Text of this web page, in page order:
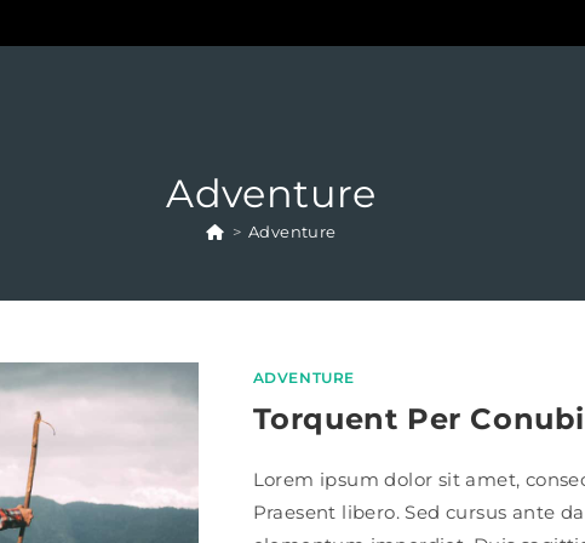
Adventure
> Adventure
ADVENTURE
Torquent Per
Lorem ipsum dolor sit amet,
Praesent libero. Sed cursus ante